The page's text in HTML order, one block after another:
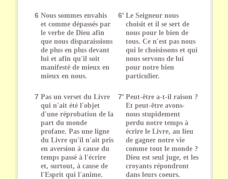
6 Nous sommes envahis
et comme dépassés par
le verbe de Dieu afin
que nous disparaissions
de plus en plus devant
lui et afin qu'il soit
manifesté de mieux en
mieux en nous.
6' Le Seigneur nous
choisit et il se sert de
nous pour le bien de
tous. Ce n'est pas nous
qui le choisissons et qui
nous servons de lui
pour notre bien
particulier.
7 Pas un verset du Livre
qui n'ait été l'objet
d'une réprobation de la
part du monde
profane. Pas une ligne
du Livre qu'il n'ait pris
en aversion à cause du
temps passé à l'écrire
et, surtout, à cause de
l'Esprit qui l'anime.
7' Peut-être a-t-il raison ?
Et peut-être avons-
nous stupidement
perdu notre temps à
écrire le Livre, au lieu
de gagner notre vie
comme tout le monde ?
Dieu est seul juge, et les
croyants répondront
dans leurs coeurs.